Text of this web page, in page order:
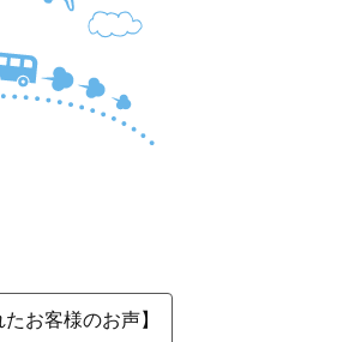
たお客様のお声】